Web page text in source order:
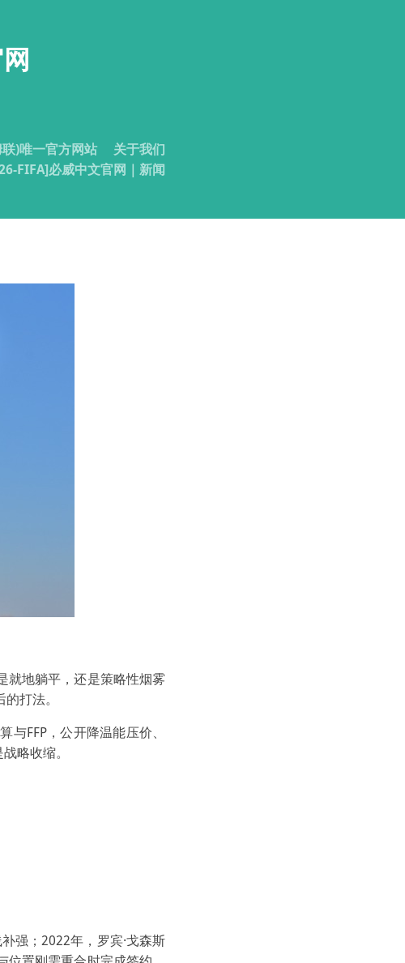
)唯一官方网站
关于我们
FIFA]必威中文官网｜新闻
就地躺平，还是策略性烟雾
打法。
FFP，公开降温能压价、
略收缩。
强；2022年，罗宾·戈森斯